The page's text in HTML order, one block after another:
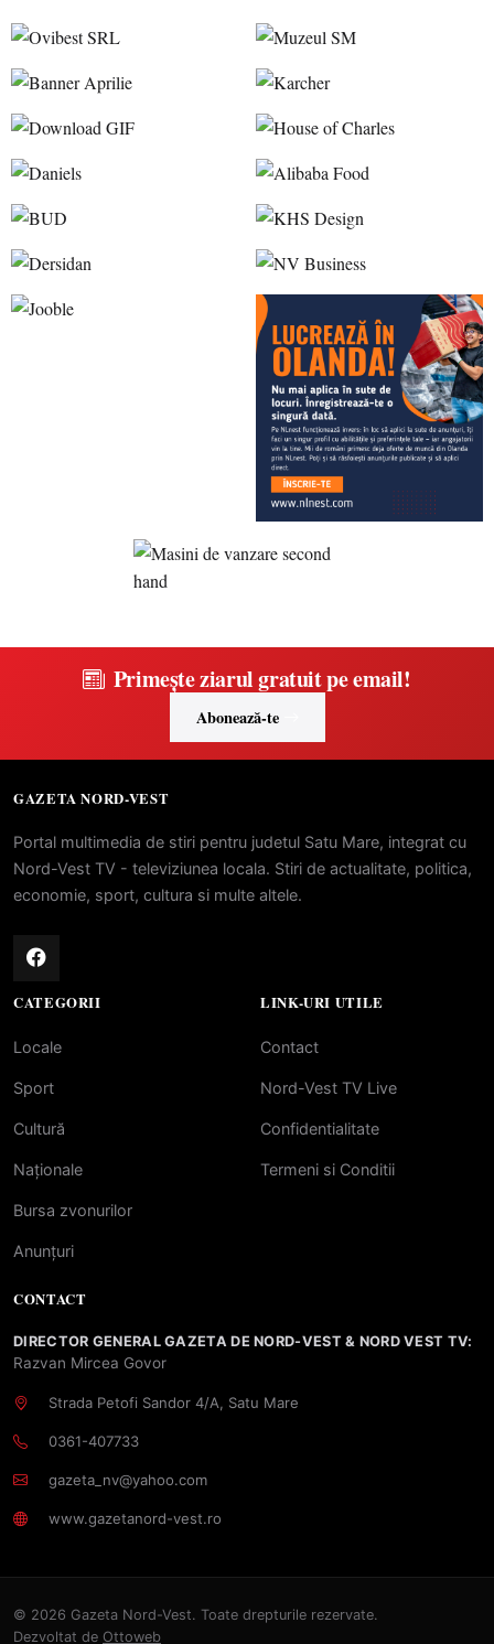
Primește ziarul gratuit pe email!
Abonează-te
GAZETA NORD-VEST
Portal multimedia de stiri pentru judetul Satu Mare, integrat cu
Nord-Vest TV - televiziunea locala. Stiri de actualitate, politica,
economie, sport, cultura si multe altele.
CATEGORII
Locale
Sport
Cultură
Naționale
Bursa zvonurilor
Anunțuri
LINK-URI UTILE
Contact
Nord-Vest TV Live
Confidentialitate
Termeni si Conditii
CONTACT
DIRECTOR GENERAL GAZETA DE NORD-VEST & NORD VEST TV:
Razvan Mircea Govor
Strada Petofi Sandor 4/A, Satu Mare
0361-407733
gazeta_nv@yahoo.com
www.gazetanord-vest.ro
© 2026 Gazeta Nord-Vest. Toate drepturile rezervate.
Dezvoltat de Ottoweb